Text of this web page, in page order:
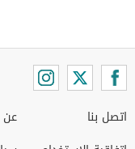
اتصل بنا